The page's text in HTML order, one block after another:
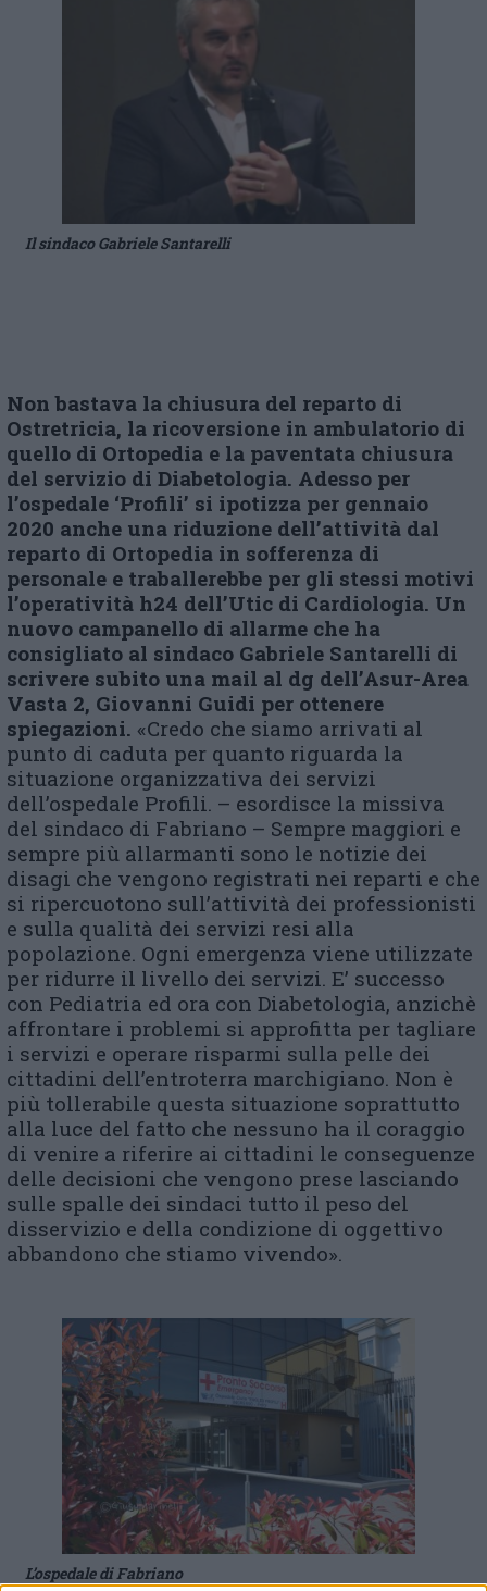
Il sindaco Gabriele Santarelli
Non bastava la chiusura del reparto di
Ostretricia, la ricoversione in ambulatorio di
quello di Ortopedia e la paventata chiusura
del servizio di Diabetologia. Adesso per
l’ospedale ‘Profili’ si ipotizza per gennaio
2020 anche una riduzione dell’attività dal
reparto di Ortopedia in sofferenza di
personale e traballerebbe per gli stessi motivi
l’operatività h24 dell’Utic di Cardiologia. Un
nuovo campanello di allarme che ha
consigliato al sindaco Gabriele Santarelli di
scrivere subito una mail al dg dell’Asur-Area
Vasta 2, Giovanni Guidi per ottenere
spiegazioni. «Credo che siamo arrivati al
punto di caduta per quanto riguarda la
situazione organizzativa dei servizi
dell’ospedale Profili. – esordisce la missiva
del sindaco di Fabriano – Sempre maggiori e
sempre più allarmanti sono le notizie dei
disagi che vengono registrati nei reparti e che
si ripercuotono sull’attività dei professionisti
e sulla qualità dei servizi resi alla
popolazione. Ogni emergenza viene utilizzate
per ridurre il livello dei servizi. E’ successo
con Pediatria ed ora con Diabetologia, anzichè
affrontare i problemi si approfitta per tagliare
i servizi e operare risparmi sulla pelle dei
cittadini dell’entroterra marchigiano. Non è
più tollerabile questa situazione soprattutto
alla luce del fatto che nessuno ha il coraggio
di venire a riferire ai cittadini le conseguenze
delle decisioni che vengono prese lasciando
sulle spalle dei sindaci tutto il peso del
disservizio e della condizione di oggettivo
abbandono che stiamo vivendo».
L’ospedale di Fabriano